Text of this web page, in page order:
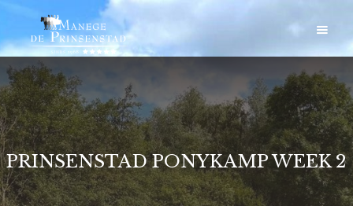
PRINSENSTAD PONYKAMP WEEK 2